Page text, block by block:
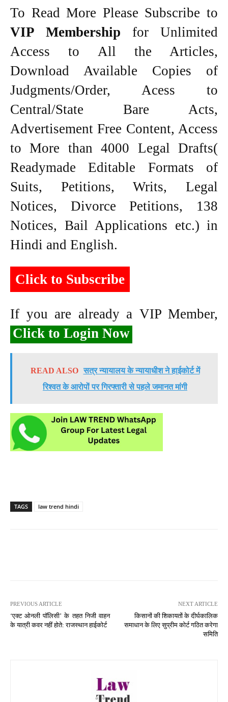
To Read More Please Subscribe to
VIP Membership for Unlimited
Access to All the Articles,
Download Available Copies of
Judgments/Order, Acess to
Central/State Bare Acts,
Advertisement Free Content, Access
to More than 4000 Legal Drafts(
Readymade Editable Formats of
Suits, Petitions, Writs, Legal
Notices, Divorce Petitions, 138
Notices, Bail Applications etc.) in
Hindi and English.
Click to Subscribe
If you are already a VIP Member,
Click to Login Now
READ ALSO सत्र न्यायालय के न्यायाधीश ने हाईकोर्ट में
रिश्वत के आरोपों पर गिरफ्तारी से पहले जमानत मांगी
TAGS law trend hindi
PREVIOUS ARTICLE
‘एक्ट ओनली पॉलिसी’ के तहत निजी वाहन
के यात्री कवर नहीं होते: राजस्थान हाईकोर्ट
NEXT ARTICLE
किसानों की शिकायतों के दीर्घकालिक
समाधान के लिए सुप्रीम कोर्ट गठित करेगा
समिति